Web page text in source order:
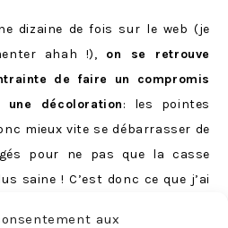
aux
dizaine de fois sur le web (je
ahah !), on se retrouve
de faire un compromis
décoloration: les pointes
mieux vite se débarrasser de
pour ne pas que la casse
saine ! C’est donc ce que j’ai